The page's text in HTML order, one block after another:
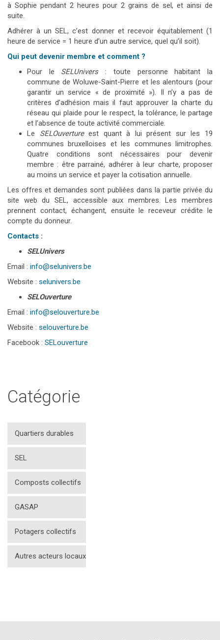
à Sophie pendant 2 heures pour 2 grains de sel, et ainsi de
suite.
Adhérer à un SEL, c’est donner et recevoir équitablement (1
heure de service = 1 heure d’un autre service, quel qu’il soit).
Qui peut devenir membre et comment ?
Pour le SELUnivers: toute personne habitant la
commune de Woluwe-Saint-Pierre et les alentours (pour
garantir un service « de proximité »). Il n’y a pas de
critères d’adhésion mais il faut approuver la charte du
réseau qui plaide pour le respect, la tolérance, le partage
et l’absence de toute activité commerciale.
Le SELOuvertureest quant à lui présent sur les 19
communes bruxelloises et les communes limitrophes.
Quatre conditions sont nécessaires pour devenir
membre : être parrainé, adhérer à leur charte, proposer
au moins un service et payer la cotisation annuelle.
Les offres et demandes sont publiées dans la partie privée du
site web du SEL, accessible aux membres. Les membres
prennent contact, échangent, ensuite le receveur crédite le
compte du donneur.
Contacts :
SELUnivers
Email : info@selunivers.be
Website : selunivers.be
SELOuverture
Email : info@selouverture.be
Website : selouverture.be
Facebook : SELouverture
Catégorie
Quartiers durables
SEL
Composts collectifs
GASAP
Potagers collectifs
Autres acteurs locaux